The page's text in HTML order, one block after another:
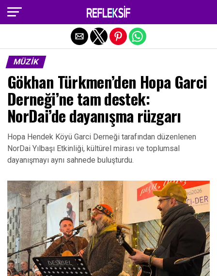
MÜZIK
Gökhan Türkmen’den Hopa Garci
Derneği’ne tam destek:
NorDai’de dayanışma rüzgarı
Hopa Hendek Köyü Garci Derneği tarafından düzenlenen
NorDai Yılbaşı Etkinliği, kültürel mirası ve toplumsal
dayanışmayı aynı sahnede buluşturdu.
Exit mobile version